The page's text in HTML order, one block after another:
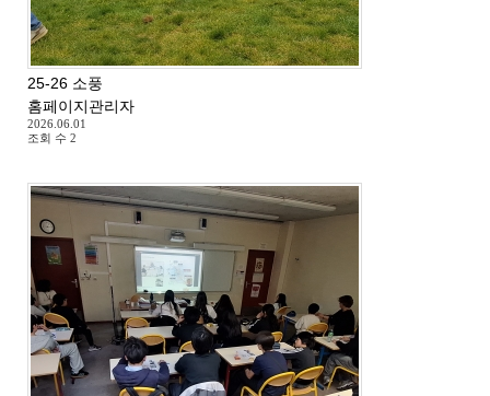
25-26 소풍
홈페이지관리자
2026.06.01
조회 수 2